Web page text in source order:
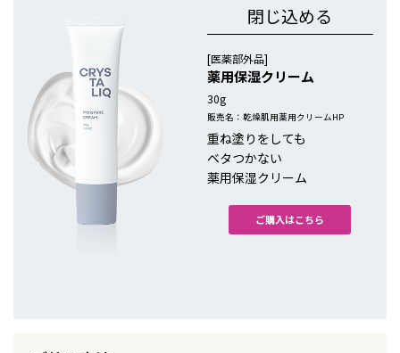
閉じ込める
[医薬部外品]
薬用保湿クリーム
30g
販売名：乾燥肌用薬用クリームHP
重ね塗りをしても
ベタつかない
薬用保湿クリーム
ご購入はこちら